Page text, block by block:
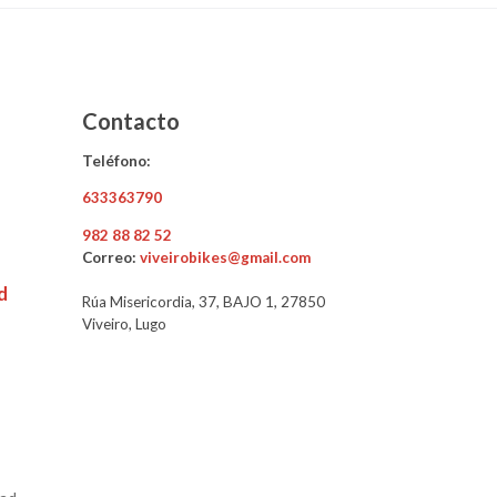
Contacto
Teléfono:
633363790
982 88 82 52
Correo: viveirobikes@gmail.com
Rúa Misericordia, 37, BAJO 1, 27850
Viveiro, Lugo